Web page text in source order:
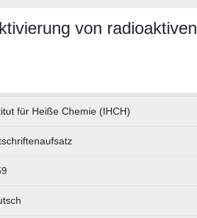
von radioaktiven
für Heiße Chemie (IHCH)